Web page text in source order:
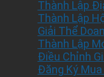
Thành Lập
Thành Lập
Giải Thể
Thành Lập
Điều Chỉnh
Đăng Ký Mua